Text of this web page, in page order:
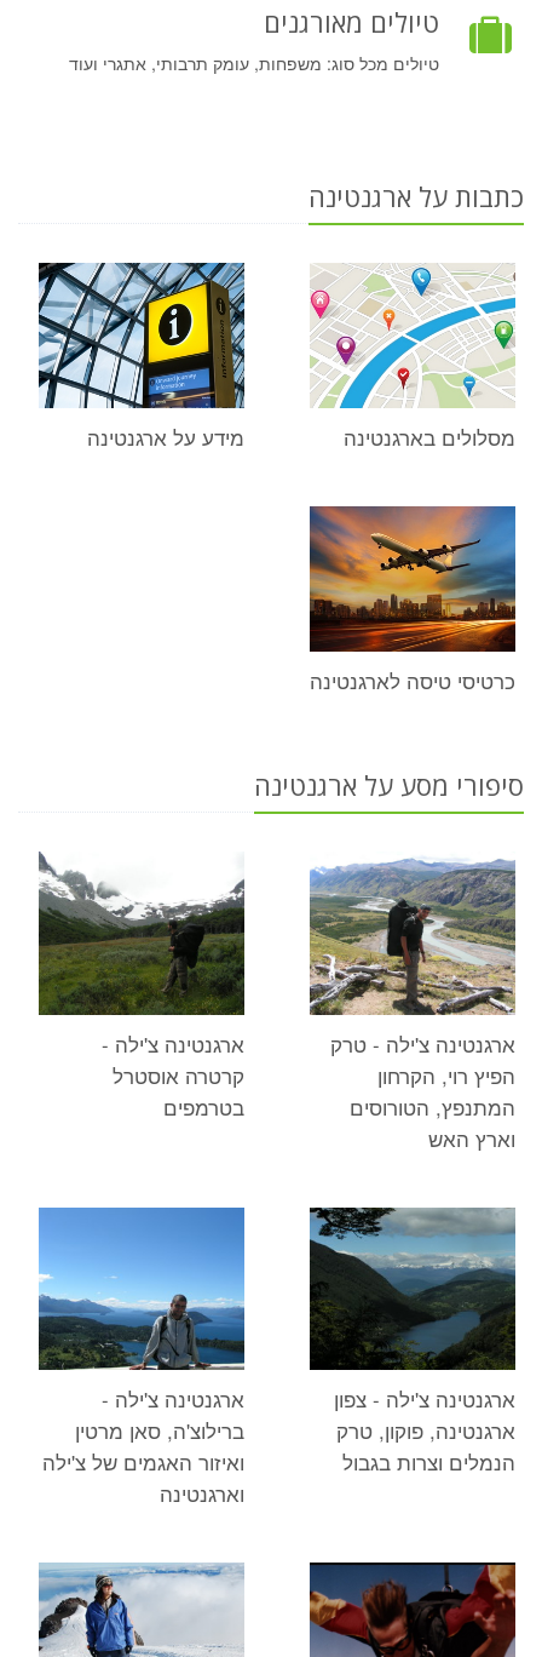
טיולים מאורגנים
טיולים מכל סוג: משפחות, עומק תרבותי, אתגרי ועוד
כתבות על ארגנטינה
מסלולים בארגנטינה מידע על ארגנטינה
כרטיסי טיסה לארגנטינה
סיפורי מסע על ארגנטינה
ארגנטינה צ'ילה - טרק
הפיץ רוי, הקרחון
המתנפץ, הטורוסים
וארץ האש
ארגנטינה צ'ילה -
קרטרה אוסטרל
בטרמפים
ארגנטינה צ'ילה - צפון
ארגנטינה, פוקון, טרק
הנמלים וצרות בגבול
ארגנטינה צ'ילה -
ברילוצ'ה, סאן מרטין
ואיזור האגמים של צ'ילה
וארגנטינה